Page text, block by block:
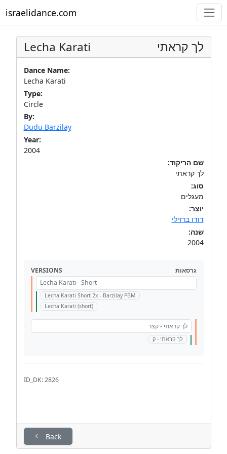
israelidance.com
Lecha Karati לך קראתי
Dance Name:
Lecha Karati
Type:
Circle
By:
Dudu Barzilay
Year:
2004
שם הריקוד:
לך קראתי
סוג:
מעגלים
יוצר:
דודו ברזילי
שנה:
2004
VERSIONS
גרסאות
Lecha Karati - Short
Lecha Karati Short 2x - Barzilay PBM
Lecha Karati (short)
לך קראתי - קצר
לך קראתי - ק
ID_DK: 2826
Back